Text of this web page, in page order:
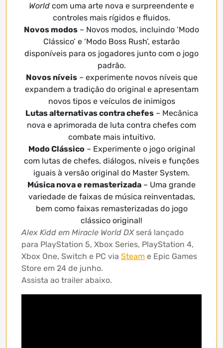
World com uma arte nova e surpreendente e
controles mais rígidos e fluidos.
Novos modos – Novos modos, incluindo ‘Modo
Clássico’ e ‘Modo Boss Rush’, estarão
disponíveis para os jogadores junto com o jogo
padrão.
Novos níveis– experimente novos níveis que
expandem a tradição do original e apresentam
novos tipos e veículos de inimigos
Lutas alternativas contra chefes– Mecânica
nova e aprimorada de luta contra chefes com
combate mais intuitivo.
Modo Clássico– Experimente o jogo original
com lutas de chefes, diálogos, níveis e funções
iguais à versão original do Master System.
Música nova e remasterizada – Uma grande
variedade de faixas de música reinventadas,
bem como faixas remasterizadas do jogo
clássico original!
Alex Kidd em Miracle World DXserá lançado
para PlayStation 5, Xbox Series, PlayStation 4,
Xbox One, Switch e PC via Steam e Epic Games
Store em 24 de junho.
Assista ao trailer abaixo.